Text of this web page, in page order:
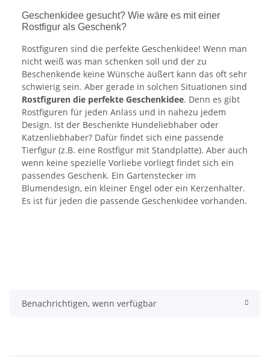
Geschenkidee gesucht? Wie wäre es mit einer
Rostfigur als Geschenk?
Rostfiguren sind die perfekte Geschenkidee! Wenn man
nicht weiß was man schenken soll und der zu
Beschenkende keine Wünsche äußert kann das oft sehr
schwierig sein. Aber gerade in solchen Situationen sind
Rostfiguren die perfekte Geschenkidee. Denn es gibt
Rostfiguren für jeden Anlass und in nahezu jedem
Design. Ist der Beschenkte Hundeliebhaber oder
Katzenliebhaber? Dafür findet sich eine passende
Tierfigur (z.B. eine Rostfigur mit Standplatte). Aber auch
wenn keine spezielle Vorliebe vorliegt findet sich ein
passendes Geschenk. Ein Gartenstecker im
Blumendesign, ein kleiner Engel oder ein Kerzenhalter.
Es ist für jeden die passende Geschenkidee vorhanden.
Benachrichtigen, wenn verfügbar